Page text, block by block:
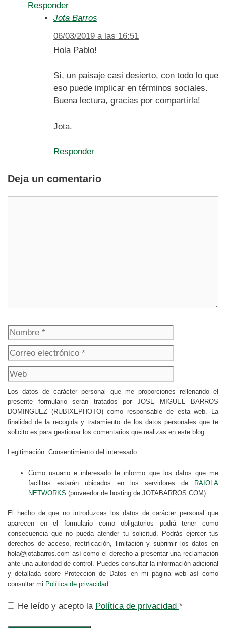
Responder
Jota Barros
06/03/2019 a las 16:51
Hola Pablo!
Sí, un paisaje casi desierto, con todo lo que
eso puede implicar en términos sociales.
Buena lectura, gracias por compartirla!
Jota.
Responder
Deja un comentario
Nombre
electrónico
Los datos de carácter personal que me proporciones rellenando el
presente formulario serán tratados por JOSE MIGUEL BARROS
DOMINGUEZ (RUBIXEPHOTO) como responsable de esta web. La
finalidad de la recogida y tratamiento de los datos personales que te
solicito es para gestionar los comentarios que realizas en este blog.
Legitimación: Consentimiento del interesado.
Como usuario e interesado te informo que los datos que me
facilitas estarán ubicados en los servidores de
RAIOLA
NETWORKS (proveedor de hosting de JOTABARROS.COM).
El hecho de que no introduzcas los datos de carácter personal que
aparecen en el formulario como obligatorios podrá tener como
consecuencia que no pueda atender tu solicitud. Podrás ejercer tus
derechos de acceso, rectificación, limitación y suprimir los datos en
hola@jotabarros.com así como el derecho a presentar una reclamación
ante una autoridad de control. Puedes consultar la información adicional
y detallada sobre Protección de Datos en mi página web así como
consultar mi Política de privacidad.
He leído y acepto la Política de privacidad *